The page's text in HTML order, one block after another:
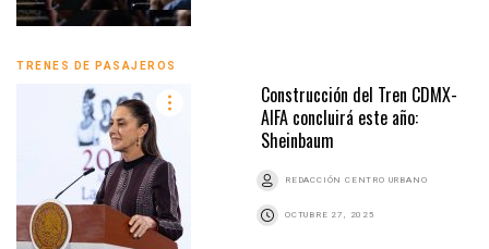
TRENES DE PASAJEROS
Construcción del Tren CDMX-
AIFA concluirá este año:
Sheinbaum
REDACCIÓN CENTRO URBANO
OCTUBRE 27, 2025